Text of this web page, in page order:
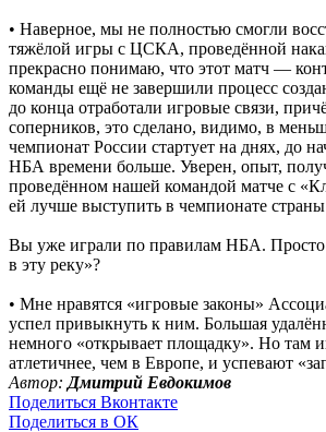
• Наверное, мы не полностью смогли
тяжёлой игры с ЦСКА, проведённой
прекрасно понимаю, что этот матч —
команды ещё не завершили процесс
до конца отработали игровые связи,
соперников, это сделано, видимо, в
чемпионат России стартует на днях, до
НБА времени больше. Уверен, опыт,
проведённом нашей командой матче с
ей лучше выступить в чемпионате
Вы уже играли по правилам НБА. Просто
в эту реку»?
• Мне нравятся «игровые законы»
успел привыкнуть к ним. Большая
немного «открывает площадку». Но там
атлетичнее, чем в Европе, и успевают
Автор: Дмитрий Евдокимов
Поделиться Вконтакте
Поделиться в ОК